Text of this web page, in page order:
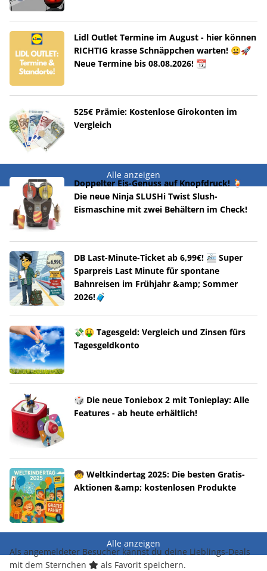
Lidl Outlet Termine im August - hier können
RICHTIG krasse Schnäppchen warten! 😀🚀
Neue Termine bis 08.08.2026! 📆
525€ Prämie: Kostenlose Girokonten im
Vergleich
Alle anzeigen
Doppelter Eis-Genuss auf Knopfdruck! 🍹
Die neue Ninja SLUSHi Twist Slush-
Eismaschine mit zwei Behältern im Check!
DB Last-Minute-Ticket ab 6,99€! 🚈 Super
Sparpreis Last Minute für spontane
Bahnreisen im Frühjahr &amp; Sommer
2026!🧳
💸🤑 Tagesgeld: Vergleich und Zinsen fürs
Tagesgeldkonto
🎲 Die neue Toniebox 2 mit Tonieplay: Alle
Features - ab heute erhältlich!
🧒 Weltkindertag 2025: Die besten Gratis-
Aktionen &amp; kostenlosen Produkte
Alle anzeigen
Als angemeldeter Besucher kannst du deine Lieblings-Deals
mit dem Sternchen
als Favorit speichern.